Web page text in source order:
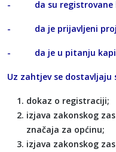
- da su registrovane
- da je prijavljeni
- da je u pitanju
Uz zahtjev se dostavljaju
dokaz o registraciji;
izjava zakonskog
značaja za općinu;
izjava zakonskog